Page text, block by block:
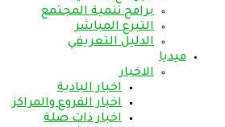
برامج تنمية المجتمع
التبرع المباشر
الدليل التعريفي
ميديا
الاخبار
اخبار البادية
اخبار الفروع والمراكز
اخبار ذات صلة